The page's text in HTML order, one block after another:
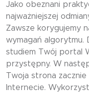
Jako obeznani
najważniejszej
Zawsze korygujemy
wymagań algorytmu.
studiem Twój portal
przystępny. W
Twoja strona
Internecie.